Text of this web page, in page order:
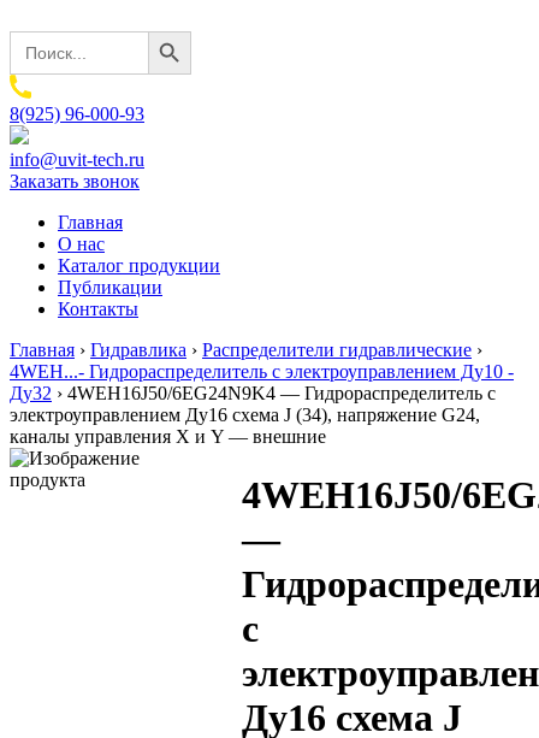
Search
for:
Search Button
8(925) 96-000-93
info@uvit-tech.ru
Заказать звонок
Главная
О нас
Каталог продукции
Публикации
Контакты
Главная › Гидравлика › Распределители гидравлические ›
4WEH...- Гидрораспределитель с электроуправлением Ду10 -
Ду32 › 4WEH16J50/6EG24N9K4 — Гидрораспределитель с
электроуправлением Ду16 схема J (34), напряжение G24,
каналы управления X и Y — внешние
4WEH16J50/
—
с
Ду16 схема J